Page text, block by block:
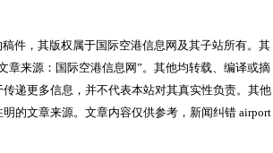
，其版权属于国际空港信息网及其子站所有。其
章来源：国际空港信息网”。其他均转载、编译或摘
递更多信息，并不代表本站对其真实性负责。其他
的文章来源。文章内容仅供参考，新闻纠错 airport